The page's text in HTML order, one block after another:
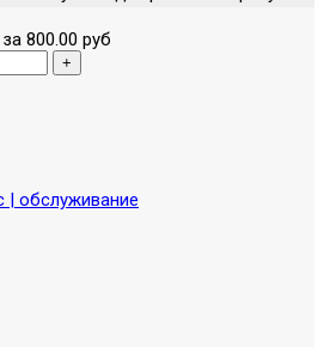
800.00 руб
| обслуживание